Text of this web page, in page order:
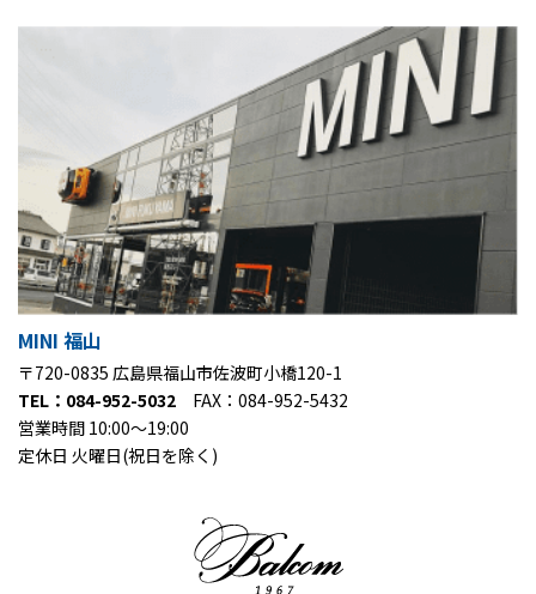
MINI 福山
〒720-0835 広島県福山市佐波町小橋120-1
TEL：084-952-5032 FAX：084-952-5432
営業時間 10:00～19:00
定休日 火曜日(祝日を除く)